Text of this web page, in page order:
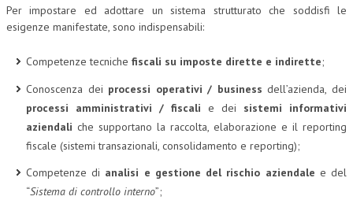
Per impostare ed adottare un sistema strutturato che soddisfi le
esigenze manifestate, sono indispensabili:
Competenze tecniche fiscali su imposte dirette e indirette;
Conoscenza dei processi operativi / businessdell’azienda, dei
processi amministrativi / fiscali e dei sistemi informativi
aziendali che supportano la raccolta, elaborazione e il reporting
fiscale (sistemi transazionali, consolidamento e reporting);
Competenze di analisi e gestione del rischio aziendale e del
“Sistema di controllo interno”;